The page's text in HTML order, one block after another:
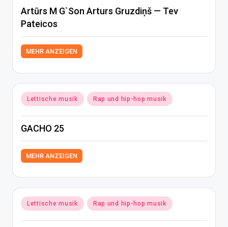
Artūrs M G`Son Arturs Gruzdiņš — Tev
Pateicos
MEHR ANZEIGEN
Posted
in
Lettische musik Rap und hip-hop musik
GACHO 25
MEHR ANZEIGEN
Posted
in
Lettische musik Rap und hip-hop musik